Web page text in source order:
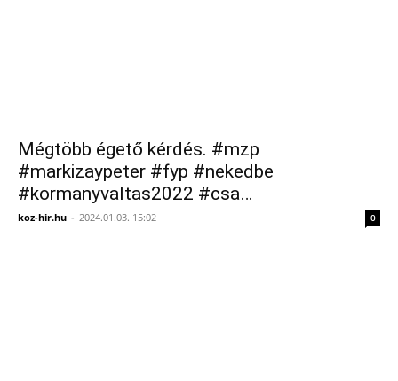
Mégtöbb égető kérdés. #mzp
#markizaypeter #fyp #nekedbe
#kormanyvaltas2022 #csa…
koz-hir.hu - 2024.01.03. 15:02 0